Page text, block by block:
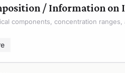
/ Information on
components, concentration